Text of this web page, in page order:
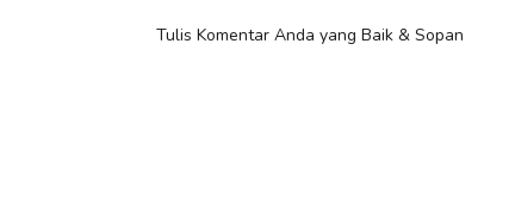
Tulis Komentar Anda yang Baik & Sopan